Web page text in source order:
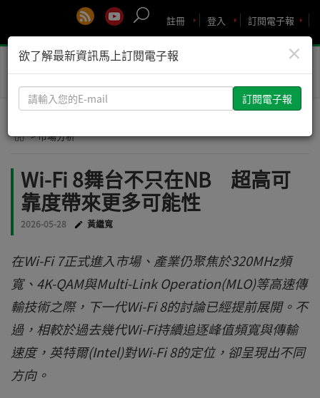
訂閱電子報
登入
註冊
Toggle
> 市場分析
Wi-Fi 8舞台不只在NB 超高可
靠度帶來更多可能性
2026-05-28 黃繼寬
在Wi-Fi 7正式進入市場、產業仍聚焦於320MHz頻
寬、4K-QAM與Multi-Link Operation(MLO)等高速傳
輸技術之際，下一代Wi-Fi 8的討論已經提前展開。不
過，相較於過去幾代Wi-Fi持續追逐峰值頻寬與傳輸
速度，英特爾(Intel)對Wi-Fi 8的定位，卻呈現出不同
方向。
×
欲了解最新資訊馬上訂閱電子報
請
輸
您
E-
mail